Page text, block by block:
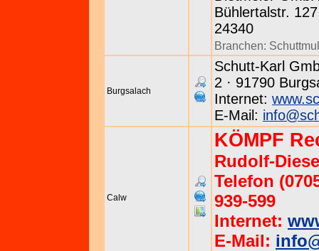
Bühlertalstr.
24340
Branchen:
Burgsalach
Schutt-Karl
2 · 91790
Internet:
E-Mail:
Calw
KÖMPF
Rudolf-
Telefon
939-599
Internet:
E-Mail: